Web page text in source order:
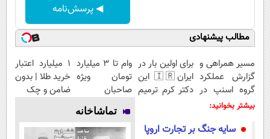
◀ پرسش‌نامه
مطالب پیشنهادی
مسیر همراهی و
گزارش عملکرد
گروه اسنپ در
۱۴۰۴
برای اولین بار در
ایران🇮🇷 این
دکتر کرم ترمیم
وام تا ۳ میلیارد
تومان ویژه
صاحبان
فروشگاه‌های
آنلاین و
حضوری
۱ میلیارد اعتبار
خرید طلا | بدون
ضامن و چک
بیشتر بخوانید:
سایه جنگ بر تجارت اروپا
تماشاخانه